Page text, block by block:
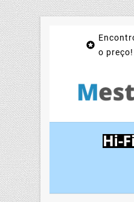

o preço!